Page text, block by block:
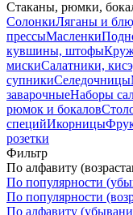
Стаканы, рюмки,
СолонкиЛяганы и
прессыМасленки
кувшины, штофы
мискиСалатники,
супникиСеледочницы
заварочныеНаборы
рюмок и бокалов
специйИкорницы
розетки
Фильтр
По алфавиту
По популярности
По популярности
По алфавиту